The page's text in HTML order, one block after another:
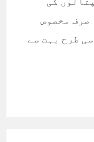
صرف مخصوص
طرح بہت سے